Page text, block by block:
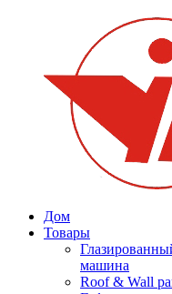
Дом
Товары
машина
Roof & Wall